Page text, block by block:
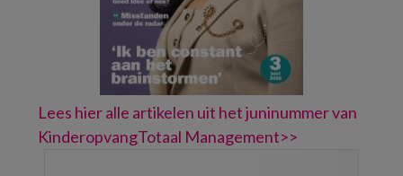
Lees hier alle artikelen uit het juninummer van
KinderopvangTotaal Management>>